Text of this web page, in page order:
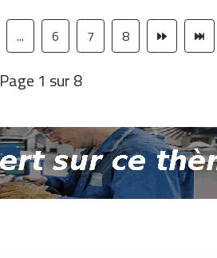
... 6 7 8
Page 1 sur 8